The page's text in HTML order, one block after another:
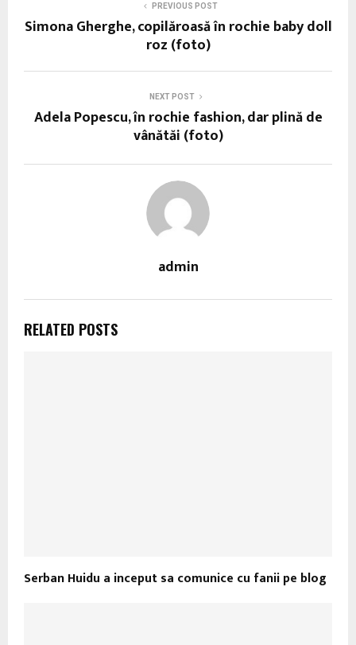
PREVIOUS POST
Simona Gherghe, copilăroasă în rochie baby doll
roz (foto)
NEXT POST
Adela Popescu, în rochie fashion, dar plină de
vânătăi (foto)
admin
RELATED POSTS
Serban Huidu a inceput sa comunice cu fanii pe blog